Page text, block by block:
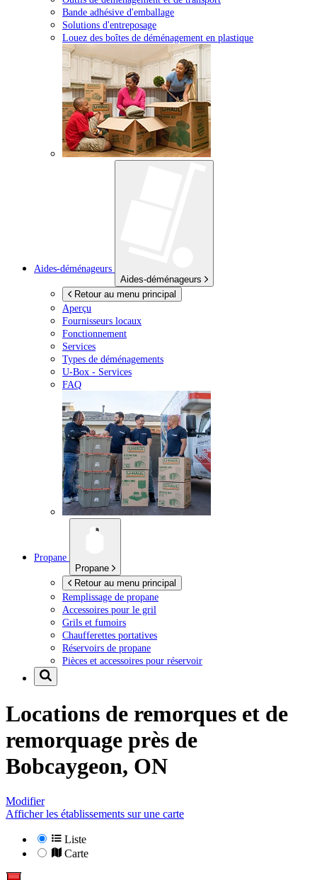
Bande adhésive d'emballage
Solutions d'entreposage
Louez des boîtes de déménagement en plastique
Aides-déménageurs
Aides-déménageurs
Retour au menu principal
Aperçu
Fournisseurs locaux
Fonctionnement
Services
Types de déménagements
U-Box - Services
FAQ
Propane
Propane
Retour au menu principal
Remplissage de propane
Accessoires pour le gril
Grils et fumoirs
Chaufferettes portatives
Réservoirs de propane
Pièces et accessoires pour réservoir
Locations de remorques et de
remorquage près de
Bobcaygeon, ON
Modifier
Afficher les établissements sur une carte
Liste
Carte